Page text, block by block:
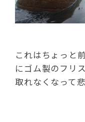
これはちょっと
にゴム製のフリ
取れなくなって